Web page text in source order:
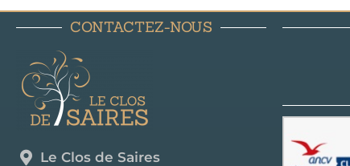
CONTACTEZ-NOUS
Le Clos de Saires